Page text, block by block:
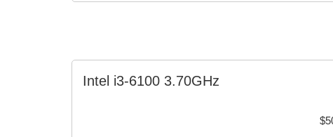
Intel i3-6100 3.70GHz